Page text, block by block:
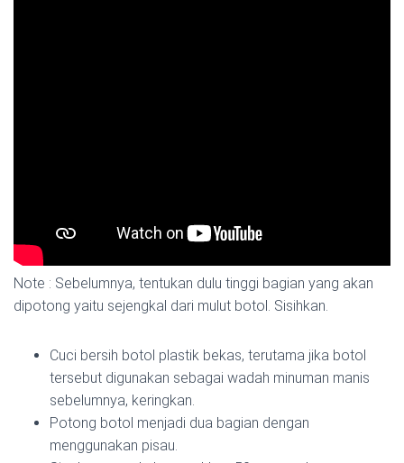
Note : Sebelumnya, tentukan dulu tinggi bagian yang akan
dipotong yaitu sejengkal dari mulut botol. Sisihkan.
Cuci bersih botol plastik bekas, terutama jika botol
tersebut digunakan sebagai wadah minuman manis
sebelumnya, keringkan.
Potong botol menjadi dua bagian dengan
menggunakan pisau.